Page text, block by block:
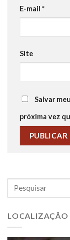
E-mail *
Site
Salvar
próxima vez
LOCALIZAÇÃO